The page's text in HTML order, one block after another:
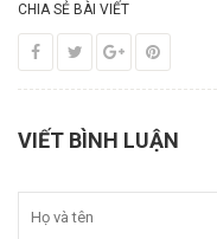
CHIA SẺ BÀI VIẾT
VIẾT BÌNH LUẬN